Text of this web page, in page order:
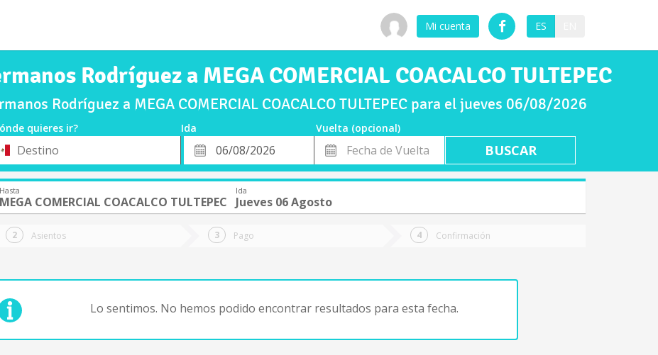
Mi cuenta ES
Rodríguez a MEGA COMERCIAL COACALCO TULTEPEC
Rodríguez a MEGA COMERCIAL COACALCO TULTEPEC para el jueves 06/08/2026
quieres ir? Ida
Vuelta (opcional)
Fecha
de
Fecha
de
Vuelta
Hasta
MEGA COMERCIAL COACALCO TULTEPEC
Ida
Jueves 06 Agosto
Asientos Pago Confirmación
Lo sentimos. No hemos podido encontrar resultados para esta fecha.